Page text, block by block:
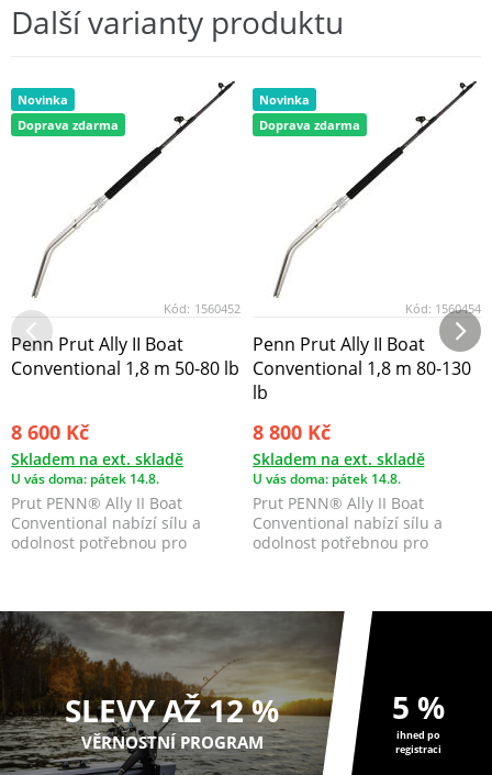
Další varianty produktu
Novinka
Doprava zdarma
Kód: 1560452
Penn Prut Ally II Boat
Conventional 1,8 m 50-80 lb
8 600 Kč
Skladem na ext. skladě
U vás doma: pátek 14.8.
Prut PENN® Ally II Boat
Conventional nabízí sílu a
odolnost potřebnou pro
Novinka
Doprava zdarma
Kód: 1560454
Penn Prut Ally II Boat
Conventional 1,8 m 80-130
lb
8 800 Kč
Skladem na ext. skladě
U vás doma: pátek 14.8.
Prut PENN® Ally II Boat
Conventional nabízí sílu a
odolnost potřebnou pro
SLEVY AŽ 12 %
VĚRNOSTNÍ PROGRAM
5 %
ihned po
registraci